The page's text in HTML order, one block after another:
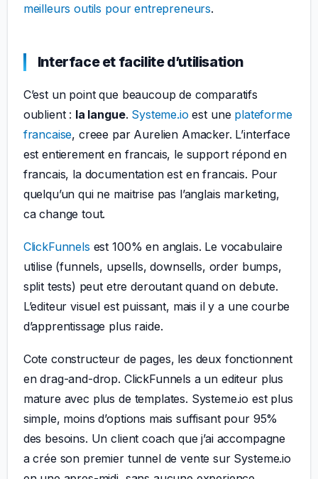
meilleurs outils pour entrepreneurs.
Interface et facilite d’utilisation
C’est un point que beaucoup de comparatifs
oublient : la langue. Systeme.io est une plateforme
francaise, creee par Aurelien Amacker. L’interface
est entierement en francais, le support répond en
francais, la documentation est en francais. Pour
quelqu’un qui ne maitrise pas l’anglais marketing,
ca change tout.
ClickFunnels est 100% en anglais. Le vocabulaire
utilise (funnels, upsells, downsells, order bumps,
split tests) peut etre deroutant quand on debute.
L’editeur visuel est puissant, mais il y a une courbe
d’apprentissage plus raide.
Cote constructeur de pages, les deux fonctionnent
en drag-and-drop. ClickFunnels a un editeur plus
mature avec plus de templates. Systeme.io est plus
simple, moins d’options mais suffisant pour 95%
des besoins. Un client coach que j’ai accompagne
a crée son premier tunnel de vente sur Systeme.io